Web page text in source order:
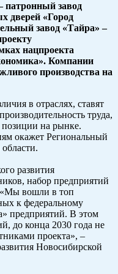
патронный завод
дверей «Город
завод «Тайра» –
нацпроекта
Компании
производства на
в отраслях, ставят
труда,
позиции на рынке.
окажет Региональный
развития
набор предприятий
«Мы вошли в топ
к федеральному
предприятий. В этом
до конца 2030 года не
проекта», –
Новосибирской